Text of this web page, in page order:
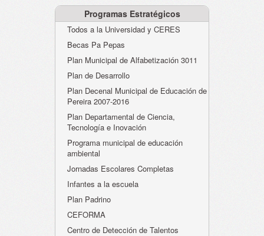
Programas Estratégicos
Todos a la Universidad y CERES
Becas Pa Pepas
Plan Municipal de Alfabetización 3011
Plan de Desarrollo
Plan Decenal Municipal de Educación de
Pereira 2007-2016
Plan Departamental de Ciencia,
Tecnología e Inovación
Programa municipal de educación
ambiental
Jornadas Escolares Completas
Infantes a la escuela
Plan Padrino
CEFORMA
Centro de Detección de Talentos